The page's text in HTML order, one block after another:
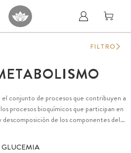
conjunto de procesos que contribuyen a
procesos bioquímicos que participan en
de los componentes del
GLUCEMIA
FILTRO